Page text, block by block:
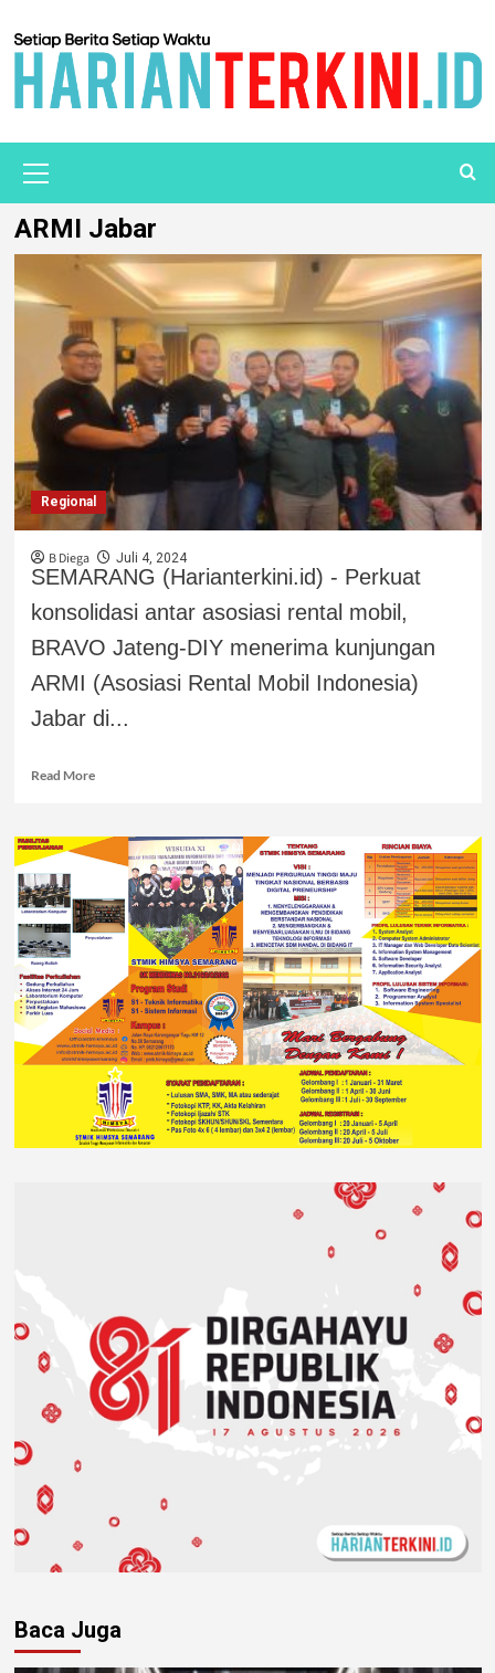
ARMI Jabar
Regional
B Diega Juli 4, 2024
SEMARANG (Harianterkini.id) - Perkuat
konsolidasi antar asosiasi rental mobil,
BRAVO Jateng-DIY menerima kunjungan
ARMI (Asosiasi Rental Mobil Indonesia)
Jabar di...
Read More
Baca Juga